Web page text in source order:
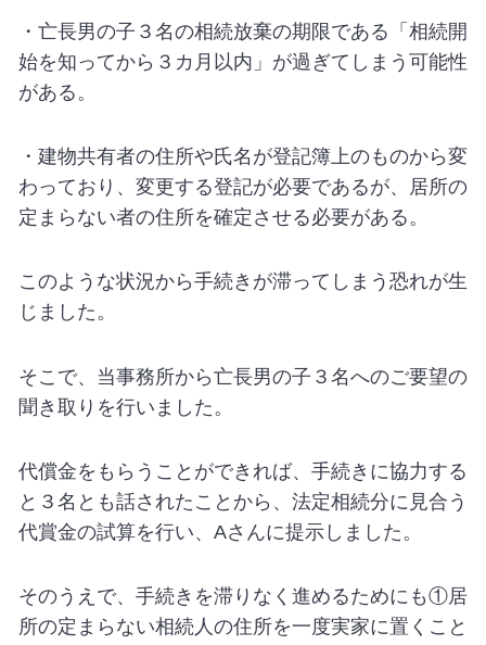
・亡長男の子３名の相続放棄の期限である「相続開
始を知ってから３カ月以内」が過ぎてしまう可能性
がある。
・建物共有者の住所や氏名が登記簿上のものから変
わっており、変更する登記が必要であるが、居所の
定まらない者の住所を確定させる必要がある。
このような状況から手続きが滞ってしまう恐れが生
じました。
そこで、当事務所から亡長男の子３名へのご要望の
聞き取りを行いました。
代償金をもらうことができれば、手続きに協力する
と３名とも話されたことから、法定相続分に見合う
代賞金の試算を行い、 Aさんに提示しました。
そのうえで、手続きを滞りなく進めるためにも①居
所の定まらない相続人の住所を一度実家に置くこと